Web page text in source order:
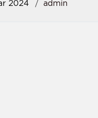
2024 admin